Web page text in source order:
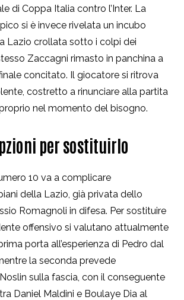
di Coppa Italia contro l’Inter. La
si è invece rivelata un incubo
Lazio crollata sotto i colpi dei
Zaccagni rimasto in panchina a
concitato. Il giocatore si ritrova
costretto a rinunciare alla partita
nel momento del bisogno.
per sostituirlo
10 va a complicare
della Lazio, già privata dello
Romagnoli in difesa. Per sostituire
offensivo si valutano attualmente
porta all’esperienza di Pedro dal
la seconda prevede
sulla fascia, con il conseguente
Daniel Maldini e Boulaye Dia al